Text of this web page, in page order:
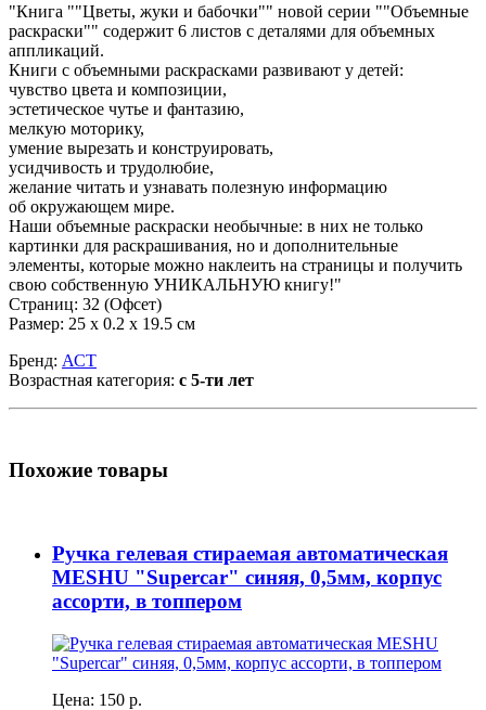
"Книга ""Цветы, жуки и бабочки"" новой серии ""Объемные
раскраски"" содержит 6 листов с деталями для объемных
аппликаций.
Книги с объемными раскрасками развивают у детей:
чувство цвета и композиции,
эстетическое чутье и фантазию,
мелкую моторику,
умение вырезать и конструировать,
усидчивость и трудолюбие,
желание читать и узнавать полезную информацию
об окружающем мире.
Наши объемные раскраски необычные: в них не только
картинки для раскрашивания, но и дополнительные
элементы, которые можно наклеить на страницы и получить
свою собственную УНИКАЛЬНУЮ книгу!"
Страниц: 32 (Офсет)
Размер: 25 х 0.2 х 19.5 см
Бренд: АСТ
Возрастная категория: с 5-ти лет
Похожие товары
Ручка гелевая стираемая автоматическая
MESHU "Supercar" синяя, 0,5мм, корпус
ассорти, в топпером
Цена: 150 р.